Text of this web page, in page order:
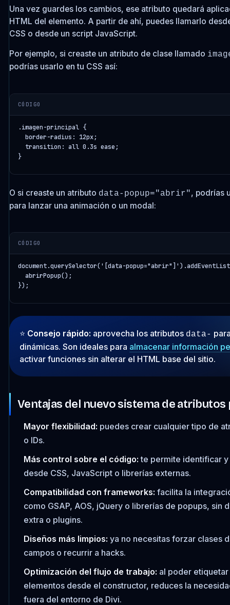
Una vez guardes los cambios, ese atributo quedará
HTML del elemento. A partir de ahí, puedes llamarlo
CSS o desde un script JavaScript.
Por ejemplo, si creaste un atributo de clase llamado
podrías usarlo en tu CSS así:
CÓDIGO
.imagen-principal {
  border-radius: 12px;
  transition: all 0.3s ease;
}
O si creaste un atributo data-popup="abrir", podrías
para lanzar una animación o un modal:
CÓDIGO
document.querySelector('[data-
  abrirPopup();
});
⭐️ Consejo rápido: aprovecha los atributos data-
dinámicas. Son ideales para almacenar información
activar funciones sin alterar el HTML base del sitio.
Ventajas del nuevo sistema de
Mayor flexibilidad: puedes crear cualquier tipo de
o IDs.
Más control sobre el código: te permite identificar
desde CSS, JavaScript o librerías externas.
Compatibilidad con frameworks: facilita la
como GSAP, AOS, jQuery o librerías de popups, sin
extra o plugins.
Diseños más limpios: ya no necesitas forzar clases
campos o recurrir a hacks.
Optimización del flujo de trabajo: al poder
elementos desde el constructor, reduces la
fuera del entorno de Divi.